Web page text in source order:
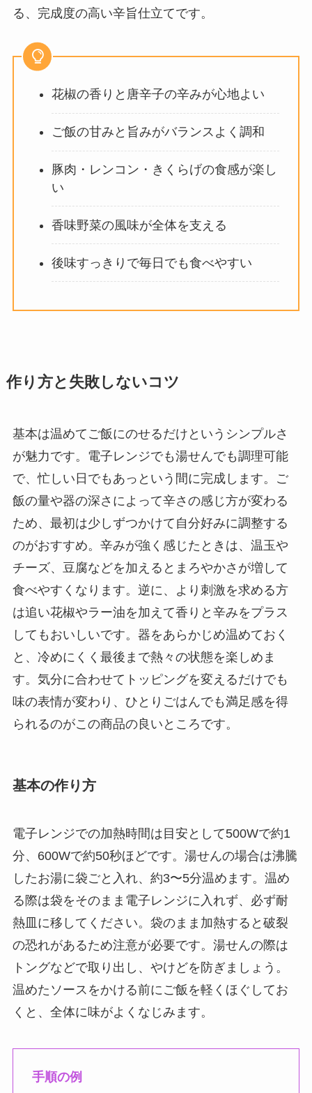
る、完成度の高い辛旨仕立てです。
花椒の香りと唐辛子の辛みが心地よい
ご飯の甘みと旨みがバランスよく調和
豚肉・レンコン・きくらげの食感が楽し
い
香味野菜の風味が全体を支える
後味すっきりで毎日でも食べやすい
作り方と失敗しないコツ
基本は温めてご飯にのせるだけというシンプルさ
が魅力です。電子レンジでも湯せんでも調理可能
で、忙しい日でもあっという間に完成します。ご
飯の量や器の深さによって辛さの感じ方が変わる
ため、最初は少しずつかけて自分好みに調整する
のがおすすめ。辛みが強く感じたときは、温玉や
チーズ、豆腐などを加えるとまろやかさが増して
食べやすくなります。逆に、より刺激を求める方
は追い花椒やラー油を加えて香りと辛みをプラス
してもおいしいです。器をあらかじめ温めておく
と、冷めにくく最後まで熱々の状態を楽しめま
す。気分に合わせてトッピングを変えるだけでも
味の表情が変わり、ひとりごはんでも満足感を得
られるのがこの商品の良いところです。
基本の作り方
電子レンジでの加熱時間は目安として500Wで約1
分、600Wで約50秒ほどです。湯せんの場合は沸騰
したお湯に袋ごと入れ、約3〜5分温めます。温め
る際は袋をそのまま電子レンジに入れず、必ず耐
熱皿に移してください。袋のまま加熱すると破裂
の恐れがあるため注意が必要です。湯せんの際は
トングなどで取り出し、やけどを防ぎましょう。
温めたソースをかける前にご飯を軽くほぐしてお
くと、全体に味がよくなじみます。
手順の例